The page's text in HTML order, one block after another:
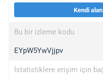
wl.gl
ed.tc
bc.ax
Kendi alan
Bu bir izleme kodu
EYpW5YwVjjpv
İstatistiklere erişim için